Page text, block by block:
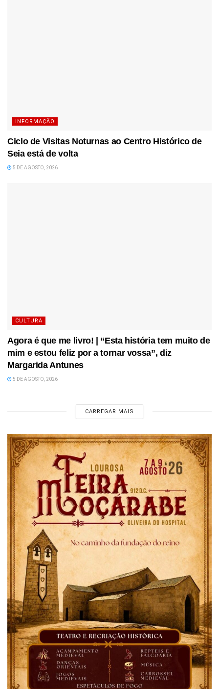
INFORMAÇÃO
Ciclo de Visitas Noturnas ao Centro Histórico de
Seia está de volta
5 DE AGOSTO, 2026
CULTURA
Agora é que me livro! | “Esta história tem muito de
mim e estou feliz por a tornar vossa”, diz
Margarida Antunes
5 DE AGOSTO, 2026
CARREGAR MAIS